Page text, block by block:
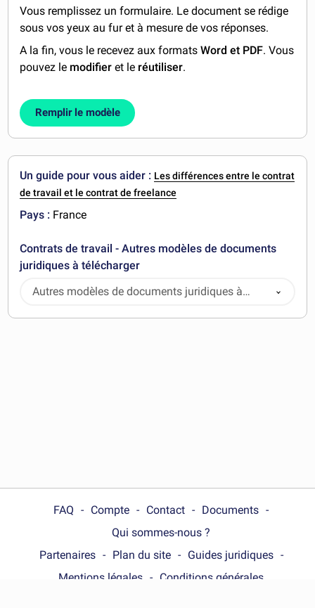
Vous remplissez un formulaire. Le document se rédige
sous vos yeux au fur et à mesure de vos réponses.
A la fin, vous le recevez aux formatsWord et PDF. Vous
pouvez le modifier et le réutiliser.
Remplir le modèle
Un guide pour vous aider : Les différences entre le contrat
de travail et le contrat de freelance
Pays : France
Contrats de travail - Autres modèles de documents
juridiques à télécharger
Autres modèles de documents juridiques à
télécharger
FAQ Compte Contact
Documents
Qui sommes-nous ?
Partenaires
Plan du site
Guides juridiques
Mentions légales
Conditions générales